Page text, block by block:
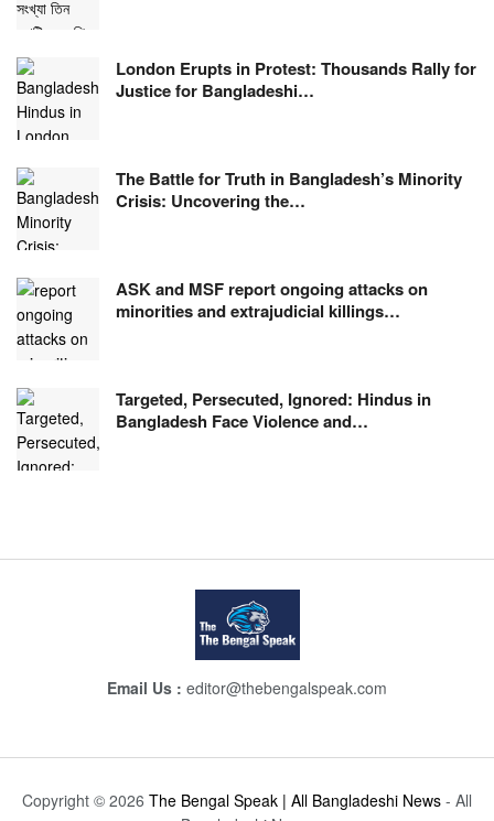
London Erupts in Protest: Thousands Rally for
Justice for Bangladeshi…
The Battle for Truth in Bangladesh’s Minority
Crisis: Uncovering the…
ASK and MSF report ongoing attacks on
minorities and extrajudicial killings…
Targeted, Persecuted, Ignored: Hindus in
Bangladesh Face Violence and…
Email Us : editor@thebengalspeak.com
Copyright © 2026 The Bengal Speak | All Bangladeshi News - All